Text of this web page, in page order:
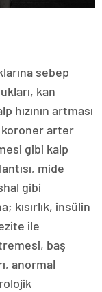
sebep
kan
hızının artması
koroner arter
gibi kalp
mide
gibi
kısırlık, insülin
ile
baş
anormal